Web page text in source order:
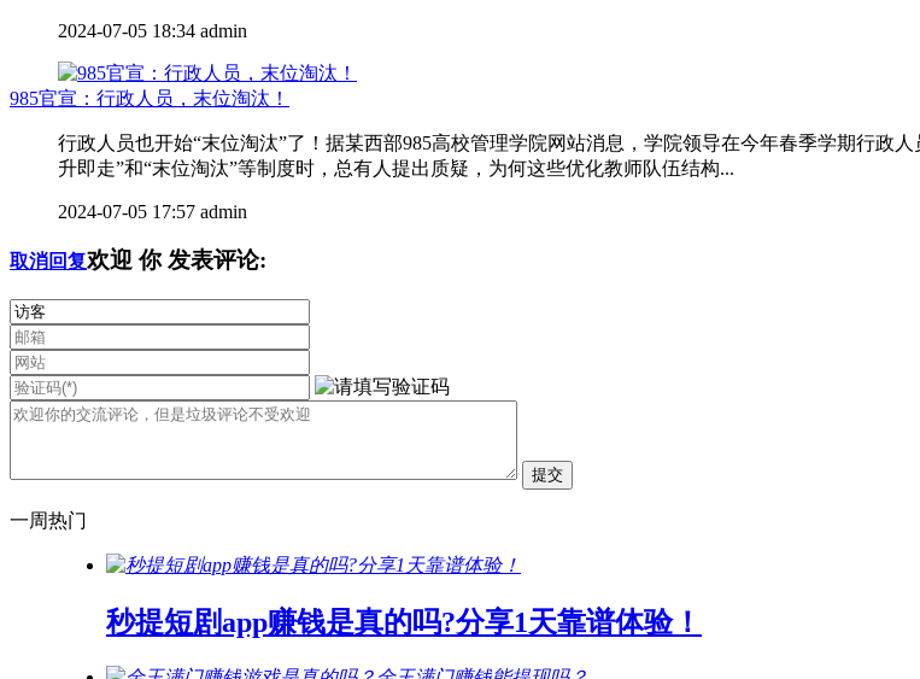
2024-07-05 18:34 admin
985官宣：行政人员，末位淘汰！
行政人员也开始“末位淘汰”了！据某西部985高校管理学院网站消息，学院领导在今年春季学期行政
升即走”和“末位淘汰”等制度时，总有人提出质疑，为何这些优化教师队伍结构...
2024-07-05 17:57 admin
取消回复欢迎 你发表评论:
一周热门
秒提短剧app赚钱是真的吗?分享1天靠谱体验！